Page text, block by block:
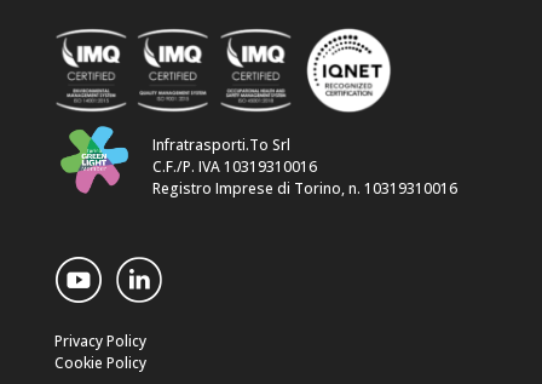
Infratrasporti.To Srl
C.F./P. IVA 10319310016
Registro Imprese di Torino, n. 10319310016
Privacy Policy
Cookie Policy